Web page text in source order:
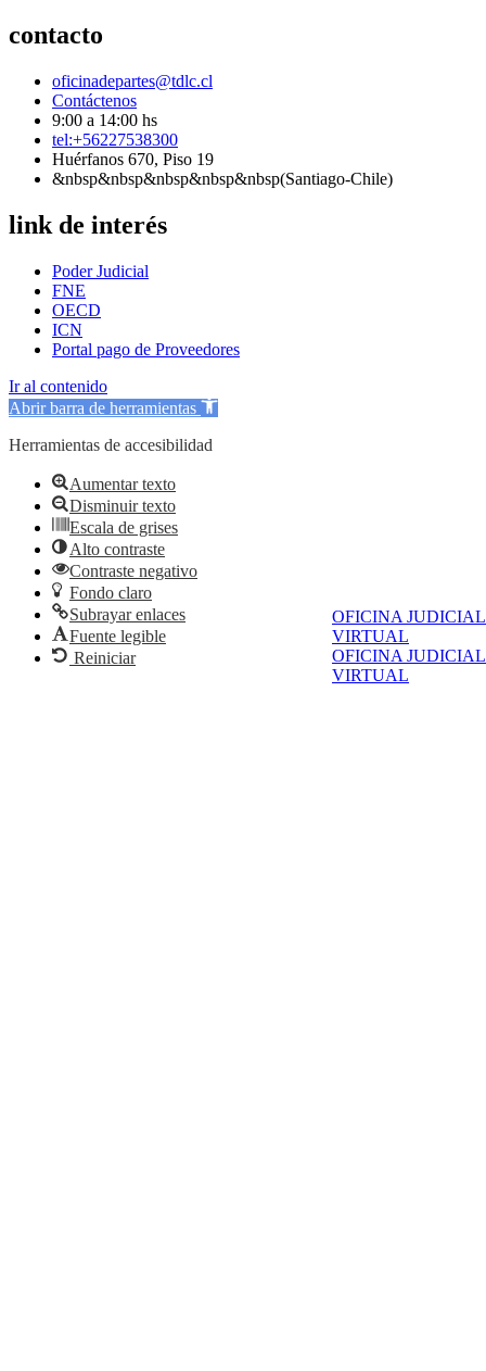
OFICINA JUDICIAL
VIRTUAL
OFICINA JUDICIAL
VIRTUAL
contacto
oficinadepartes@tdlc.cl
Contáctenos
9:00 a 14:00 hs
tel:+56227538300
Huérfanos 670, Piso 19
&nbsp&nbsp&nbsp&nbsp&nbsp(Santiago-Chile)
link de interés
Poder Judicial
FNE
OECD
ICN
Portal pago de Proveedores
Ir al contenido
Abrir barra de herramientas
Herramientas de accesibilidad
Aumentar texto
Disminuir texto
Escala de grises
Alto contraste
Contraste negativo
Fondo claro
Subrayar enlaces
Fuente legible
Reiniciar